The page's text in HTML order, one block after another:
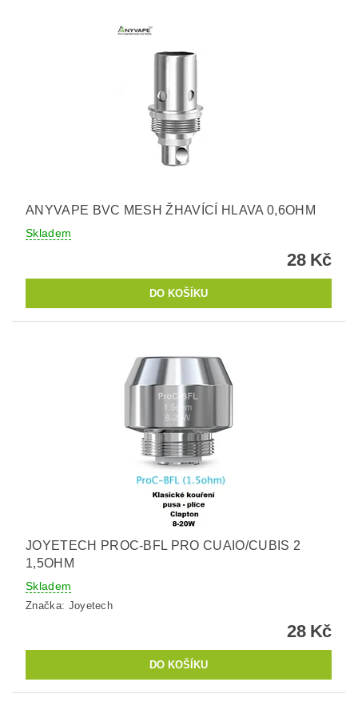
ANYVAPE BVC MESH ŽHAVÍCÍ HLAVA 0,6OHM
Skladem
28 Kč
JOYETECH PROC-BFL PRO CUAIO/CUBIS 2
1,5OHM
Skladem
Značka: Joyetech
28 Kč